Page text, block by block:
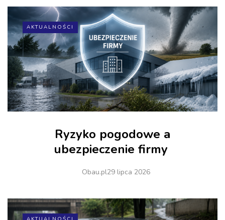
AKTUALNOŚCI
Ryzyko pogodowe a
ubezpieczenie firmy
Obau.pl29 lipca 2026